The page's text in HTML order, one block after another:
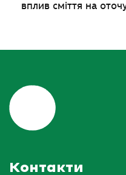
вплив сміття на
Контакти